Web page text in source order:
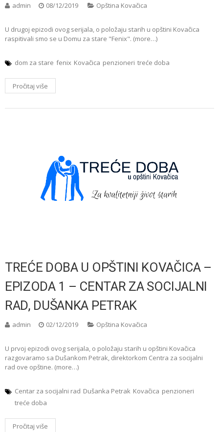
admin 08/12/2019 Opština Kovačica
U drugoj epizodi ovog serijala, o položaju starih u opštini Kovačica
raspitivali smo se u Domu za stare "Fenix". (more…)
dom za stare fenix Kovačica penzioneri treće doba
Pročitaj više
TREĆE DOBA U OPŠTINI KOVAČICA –
EPIZODA 1 – CENTAR ZA SOCIJALNI
RAD, DUŠANKA PETRAK
admin 02/12/2019 Opština Kovačica
U prvoj epizodi ovog serijala, o položaju starih u opštini Kovačica
razgovaramo sa Dušankom Petrak, direktorkom Centra za socijalni
rad ove opštine. (more…)
Centar za socijalni rad Dušanka Petrak Kovačica penzioneri
treće doba
Pročitaj više